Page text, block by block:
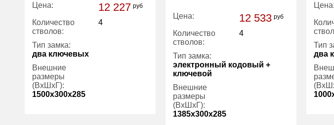
Цена: 12 227 руб
Количество
стволов:
4
Тип замка:
два ключевых
Внешние
размеры
(ВхШхГ):
1500x300x285
Цена: 12 533 руб
Количество
стволов:
4
Тип замка:
электронный кодовый +
ключевой
Внешние
размеры
(ВхШхГ):
1385x300x285
Цена:
Тип
два